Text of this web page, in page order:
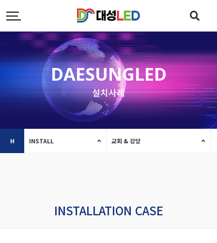
DAESUNGLED
설치사례
H INSTALL 교회 & 강당
INSTALLATION CASE